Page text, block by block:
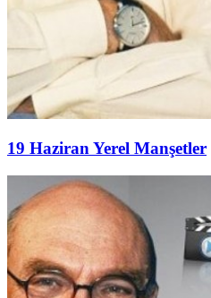
19 Haziran Yerel Manşetler